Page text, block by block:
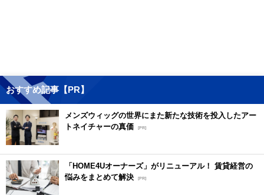
おすすめ記事【PR】
メンズウィッグの世界にまた新たな技術を投入したアー
トネイチャーの真価 [PR]
「HOME4Uオーナーズ」がリニューアル！ 賃貸経営の
悩みをまとめて解決 [PR]